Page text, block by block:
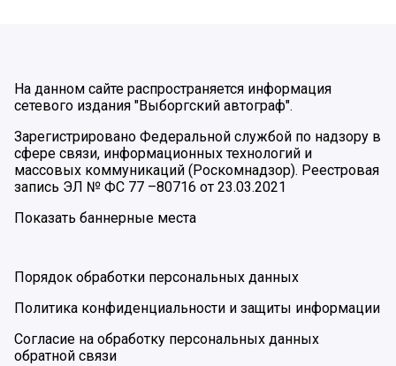
На данном сайте распространяется информация
сетевого издания "Выборгский автограф".
Зарегистрировано Федеральной службой по надзору в
сфере связи, информационных технологий и
массовых коммуникаций (Роскомнадзор). Реестровая
запись ЭЛ № ФС 77 –80716 от 23.03.2021
Показать баннерные места
Порядок обработки персональных данных
Политика конфиденциальности и защиты информации
Согласие на обработку персональных данных
обратной связи